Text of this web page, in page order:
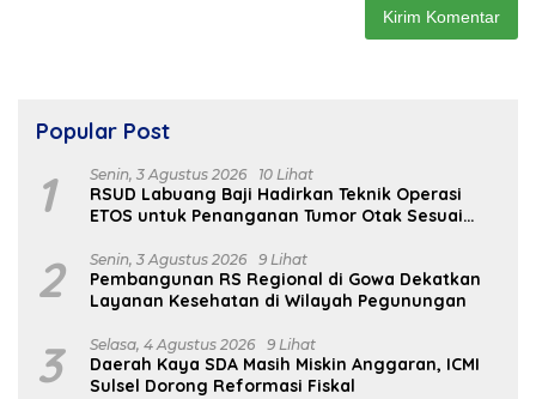
Popular Post
1 Senin, 3 Agustus 2026 10 Lihat
RSUD Labuang Baji Hadirkan Teknik Operasi
ETOS untuk Penanganan Tumor Otak Sesuai
2 Senin, 3 Agustus 2026 9 Lihat
Pembangunan RS Regional di Gowa Dekatkan
Layanan Kesehatan di Wilayah Pegunungan
3 Selasa, 4 Agustus 2026 9 Lihat
Daerah Kaya SDA Masih Miskin Anggaran, ICMI
Sulsel Dorong Reformasi Fiskal